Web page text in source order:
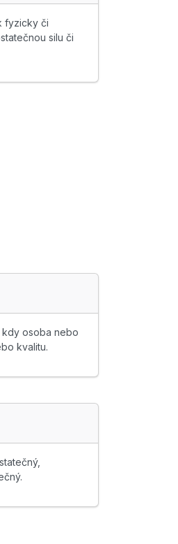
fyzicky či
silu či
kdy osoba nebo
kvalitu.